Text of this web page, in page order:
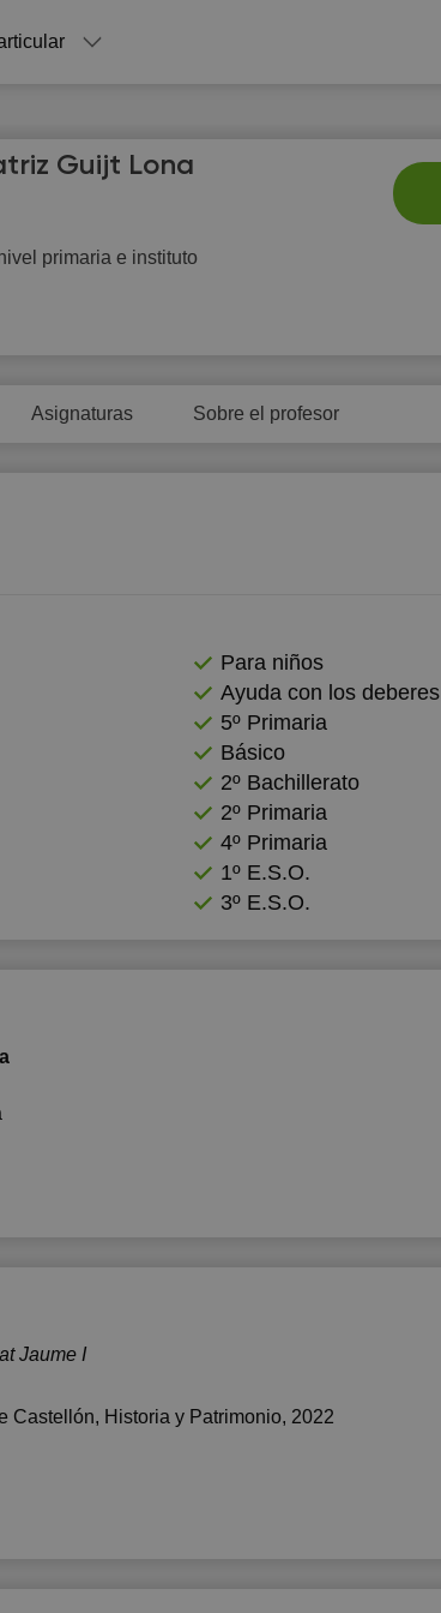
Guijt Lona
primaria e instituto
Asignaturas Sobre el profesor
Para niños
Ayuda con los deberes
5º Primaria
Básico
2º Bachillerato
2º Primaria
4º Primaria
1º E.S.O.
3º E.S.O.
Jaume I
Castellón, Historia y Patrimonio, 2022
18:00
19:00
19:30
20:00